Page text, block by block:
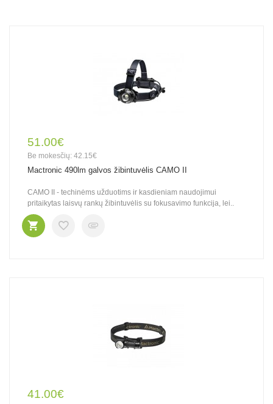
51.00€
Be mokesčių: 42.15€
Mactronic 490lm galvos žibintuvėlis CAMO II
CAMO II - techinėms užduotims ir kasdieniam naudojimui
pritaikytas laisvų rankų žibintuvėlis su fokusavimo funkcija, lei..
41.00€